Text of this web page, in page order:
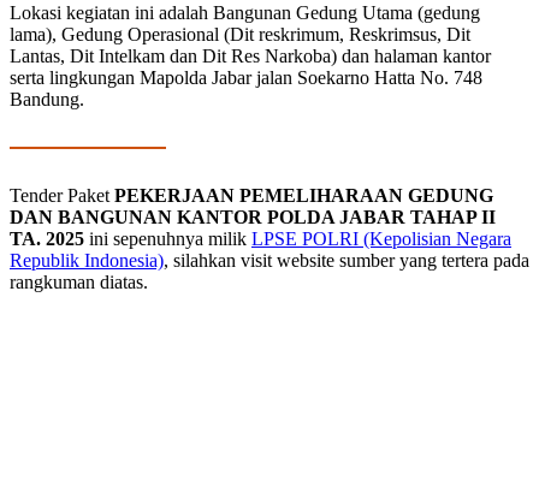
Lokasi kegiatan ini adalah Bangunan Gedung Utama (gedung
lama), Gedung Operasional (Dit reskrimum, Reskrimsus, Dit
Lantas, Dit Intelkam dan Dit Res Narkoba) dan halaman kantor
serta lingkungan Mapolda Jabar jalan Soekarno Hatta No. 748
Bandung.
Tender Paket PEKERJAAN PEMELIHARAAN GEDUNG
DAN BANGUNAN KANTOR POLDA JABAR TAHAP II
TA. 2025 ini sepenuhnya milik LPSE POLRI (Kepolisian Negara
Republik Indonesia), silahkan visit website sumber yang tertera pada
rangkuman diatas.